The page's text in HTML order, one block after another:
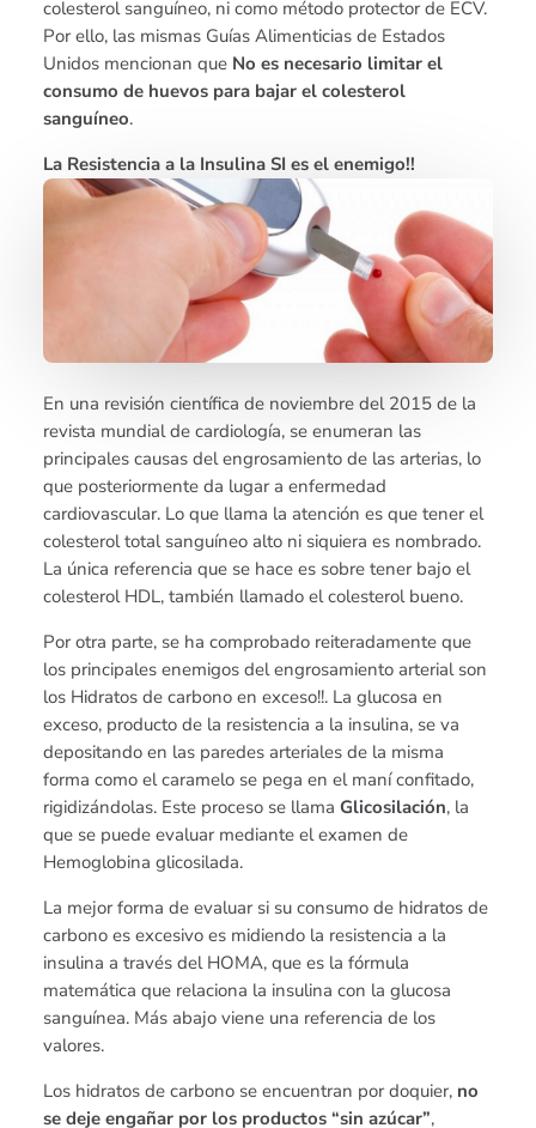
colesterol sanguíneo, ni como método protector de ECV.
Por ello, las mismas Guías Alimenticias de Estados
Unidos mencionan que No es necesario limitar el
consumo de huevos para bajar el colesterol
sanguíneo.
La Resistencia a la Insulina SI es el enemigo!!
En una revisión científica de noviembre del 2015 de la
revista mundial de cardiología, se enumeran las
principales causas del engrosamiento de las arterias, lo
que posteriormente da lugar a enfermedad
cardiovascular. Lo que llama la atención es que tener el
colesterol total sanguíneo alto ni siquiera es nombrado.
La única referencia que se hace es sobre tener bajo el
colesterol HDL, también llamado el colesterol bueno.
Por otra parte, se ha comprobado reiteradamente que
los principales enemigos del engrosamiento arterial son
los Hidratos de carbono en exceso!!. La glucosa en
exceso, producto de la resistencia a la insulina, se va
depositando en las paredes arteriales de la misma
forma como el caramelo se pega en el maní confitado,
rigidizándolas. Este proceso se llamaGlicosilación, la
que se puede evaluar mediante el examen de
Hemoglobina glicosilada.
La mejor forma de evaluar si su consumo de hidratos de
carbono es excesivo es midiendo la resistencia a la
insulina a través del HOMA, que es la fórmula
matemática que relaciona la insulina con la glucosa
sanguínea. Más abajo viene una referencia de los
valores.
Los hidratos de carbono se encuentran por doquier, no
se deje engañar por los productos “sin azúcar”,